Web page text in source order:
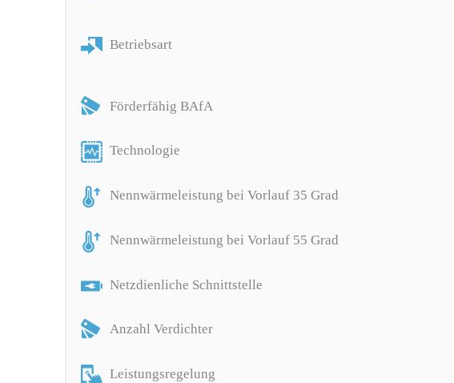
Betriebsart
Förderfähig BAfA
Technologie
Nennwärmeleistung bei Vorlauf 35 Grad
Nennwärmeleistung bei Vorlauf 55 Grad
Netzdienliche Schnittstelle
Anzahl Verdichter
Leistungsregelung